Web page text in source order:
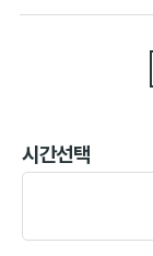
시간선택